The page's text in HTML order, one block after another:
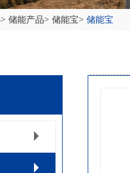
> 储能产品> 储能宝> 储能宝